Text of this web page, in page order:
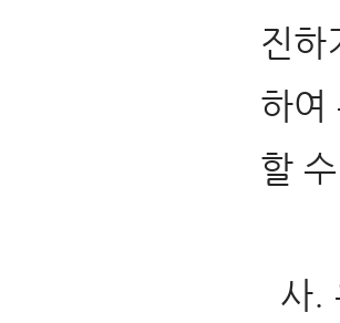
진하
하여
할
사.